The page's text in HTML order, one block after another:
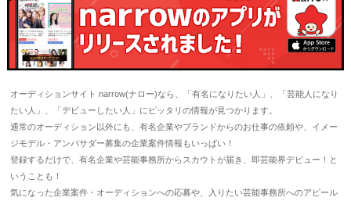
オーディションサイト narrow(ナロー)なら、「有名になりたい人」、「芸能人になり
たい人」、「デビューしたい人」にピッタリの情報が見つかります。
通常のオーディション以外にも、有名企業やブランドからのお仕事の依頼や、イメー
ジモデル・アンバサダー募集の企業案件情報もいっぱい！
登録するだけで、有名企業や芸能事務所からスカウトが届き、即芸能界デビュー！と
いうことも！
気になった企業案件・オーディションへの応募や、入りたい芸能事務所へのアピール